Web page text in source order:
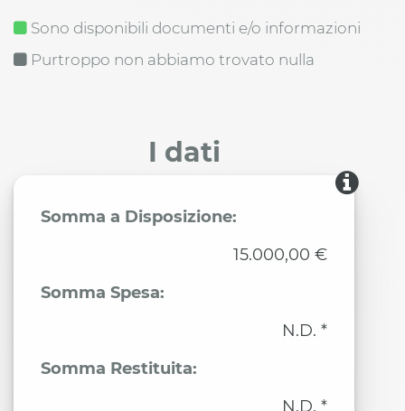
Sono disponibili documenti e/o informazioni
Purtroppo non abbiamo trovato nulla
I dati
Somma a Disposizione:
15.000,00 €
Somma Spesa:
N.D. *
Somma Restituita:
N.D. *